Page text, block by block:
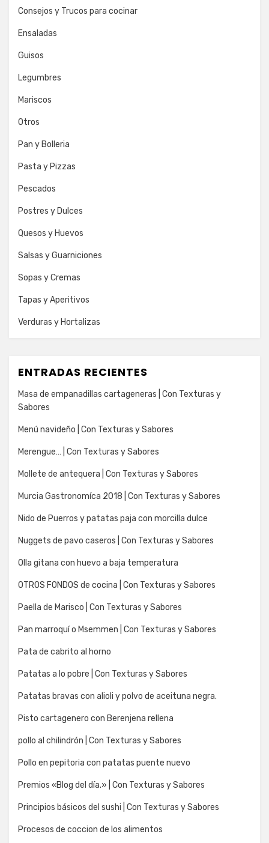
Consejos y Trucos para cocinar
Ensaladas
Guisos
Legumbres
Mariscos
Otros
Pan y Bolleria
Pasta y Pizzas
Pescados
Postres y Dulces
Quesos y Huevos
Salsas y Guarniciones
Sopas y Cremas
Tapas y Aperitivos
Verduras y Hortalizas
ENTRADAS RECIENTES
Masa de empanadillas cartageneras | Con Texturas y
Sabores
Menú navideño | Con Texturas y Sabores
Merengue… | Con Texturas y Sabores
Mollete de antequera | Con Texturas y Sabores
Murcia Gastronomíca 2018 | Con Texturas y Sabores
Nido de Puerros y patatas paja con morcilla dulce
Nuggets de pavo caseros | Con Texturas y Sabores
Olla gitana con huevo a baja temperatura
OTROS FONDOS de cocina | Con Texturas y Sabores
Paella de Marisco | Con Texturas y Sabores
Pan marroquí o Msemmen | Con Texturas y Sabores
Pata de cabrito al horno
Patatas a lo pobre | Con Texturas y Sabores
Patatas bravas con alioli y polvo de aceituna negra.
Pisto cartagenero con Berenjena rellena
pollo al chilindrón | Con Texturas y Sabores
Pollo en pepitoria con patatas puente nuevo
Premios «Blog del día.» | Con Texturas y Sabores
Principios básicos del sushi | Con Texturas y Sabores
Procesos de coccion de los alimentos